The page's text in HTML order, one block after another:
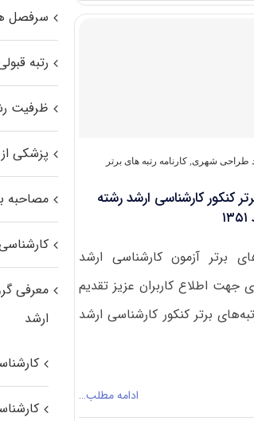
رتبه‌های
کارشناسی
هنرهای
صنایع
طراحی شهری, کارنامه رتبه های برتر
کنکور کارشناسی ارشد رشته
برتر آزمون کارشناسی ارشد
اطلاع کاربران عزیز تقدیم
برتر کنکور کارشناسی ارشد
ادامه مطلب…
سرفصل
رتبه
ظرفیت
پزشکی
مصاحبه
معرفی
ارشد